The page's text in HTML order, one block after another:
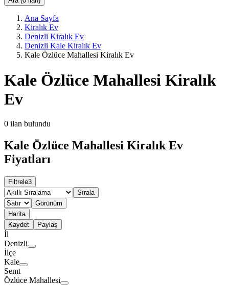
Ana Sayfa
Kiralık Ev
Denizli Kiralık Ev
Denizli Kale Kiralık Ev
Kale Özlüce Mahallesi Kiralık Ev
Kale Özlüce Mahallesi Kiralık
Ev
0 ilan bulundu
Kale Özlüce Mahallesi Kiralık Ev
Fiyatları
Filtrele3
Sırala
Görünüm
Harita
Kaydet
Paylaş
İl
Denizli
İlçe
Kale
Semt
Özlüce Mahallesi